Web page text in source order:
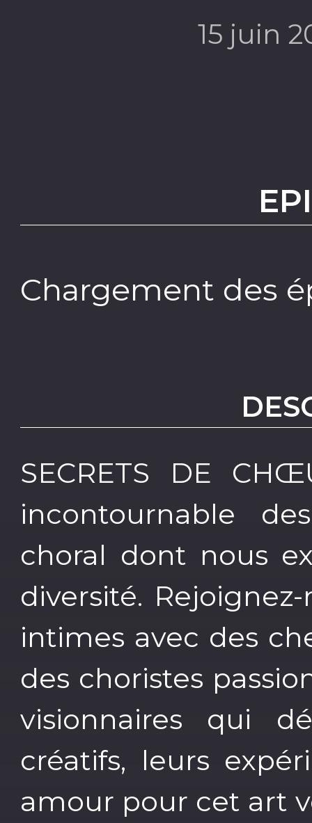
15 juin
Chargement des
SECRETS DE
incontournable
choral dont nous
diversité.
intimes avec des
des choristes
visionnaires qui
créatifs, leurs
amour pour cet art